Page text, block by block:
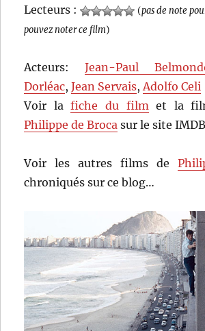
Lecteurs : (pas de note
pouvez noter ce film)
Acteurs:Jean-Paul
Dorléac,Jean Servais,Adolfo Celi
Voir lafiche du filmet la
Philippe de Broca sur le site
Voir les autres films de
chroniqués sur ce blog…